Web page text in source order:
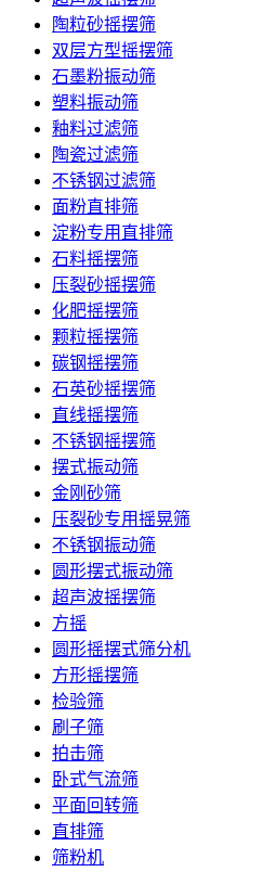
陶粒砂摇摆筛
双层方型摇摆筛
石墨粉振动筛
塑料振动筛
釉料过滤筛
陶瓷过滤筛
不锈钢过滤筛
面粉直排筛
淀粉专用直排筛
石料摇摆筛
压裂砂摇摆筛
化肥摇摆筛
颗粒摇摆筛
碳钢摇摆筛
石英砂摇摆筛
直线摇摆筛
不锈钢摇摆筛
摆式振动筛
金刚砂筛
压裂砂专用摇晃筛
不锈钢振动筛
圆形摆式振动筛
超声波摇摆筛
方摇
圆形摇摆式筛分机
方形摇摆筛
检验筛
刷子筛
拍击筛
卧式气流筛
平面回转筛
直排筛
筛粉机